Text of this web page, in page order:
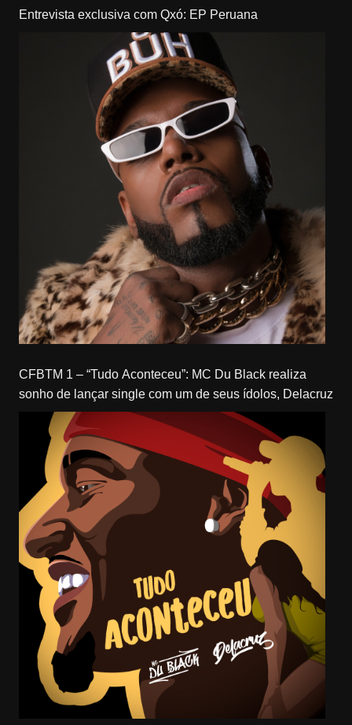
Entrevista exclusiva com Qxó: EP Peruana
CFBTM 1 – “Tudo Aconteceu”: MC Du Black realiza
sonho de lançar single com um de seus ídolos, Delacruz